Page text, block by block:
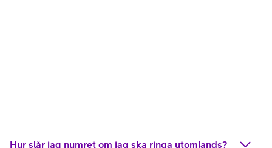
Hur slår jag numret om jag ska ringa utomlands?